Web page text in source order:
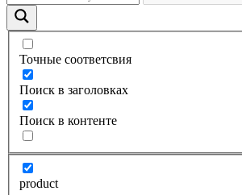
Точные соответсвия
Поиск в заголовках
Поиск в контенте
product